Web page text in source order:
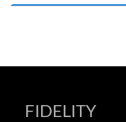
FIDELITY